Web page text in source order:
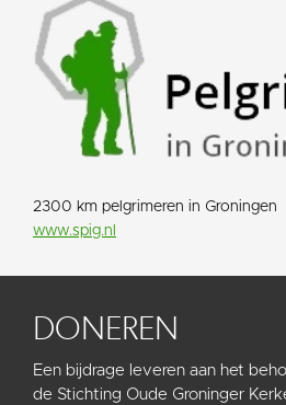
2300 km pelgrimeren in Groningen
www.spig.nl
DONEREN
Een bijdrage leveren aan het
de Stichting Oude Groninger